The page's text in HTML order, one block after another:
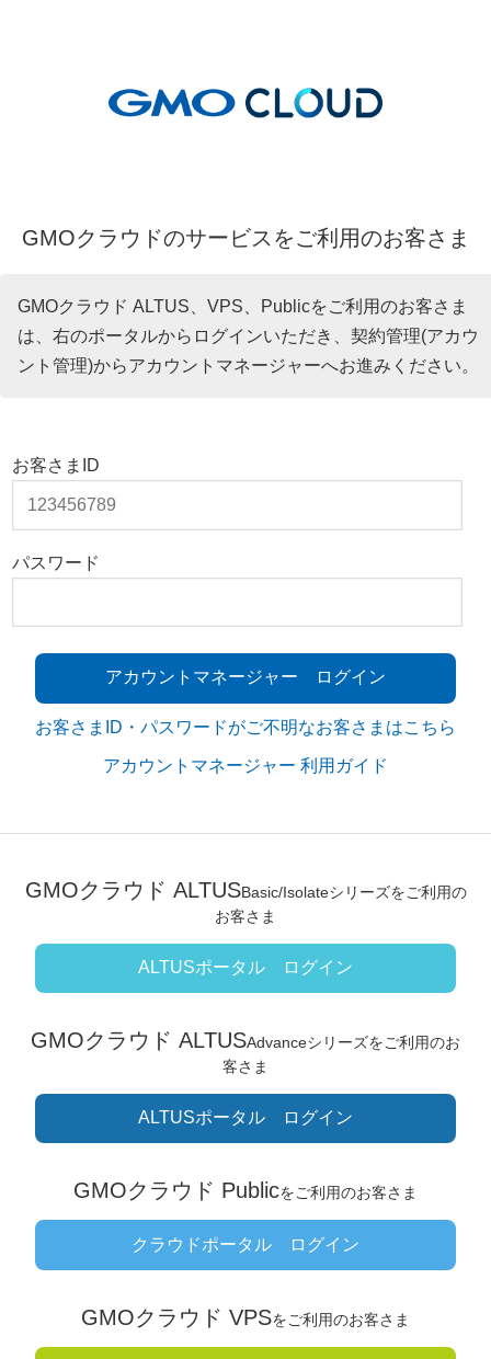
GMOクラウドのサービスをご利用のお客さま
GMOクラウド ALTUS、VPS、Publicをご利用のお客さま
は、右のポータルからログインいただき、契約管理(アカウ
ント管理)からアカウントマネージャーへお進みください。
お客さまID
パスワード
アカウントマネージャー ログイン
お客さまID・パスワードがご不明なお客さまはこちら
アカウントマネージャー 利用ガイド
GMOクラウド ALTUSBasic/Isolateシリーズをご利用の
お客さま
ALTUSポータル ログイン
GMOクラウド ALTUSAdvanceシリーズをご利用のお
客さま
ALTUSポータル ログイン
GMOクラウド Publicをご利用のお客さま
クラウドポータル ログイン
GMOクラウド VPSをご利用のお客さま